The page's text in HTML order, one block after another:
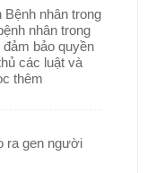
nhân trong
nhân trong
đảm bảo quyền
các luật và
thêm
ra gen người